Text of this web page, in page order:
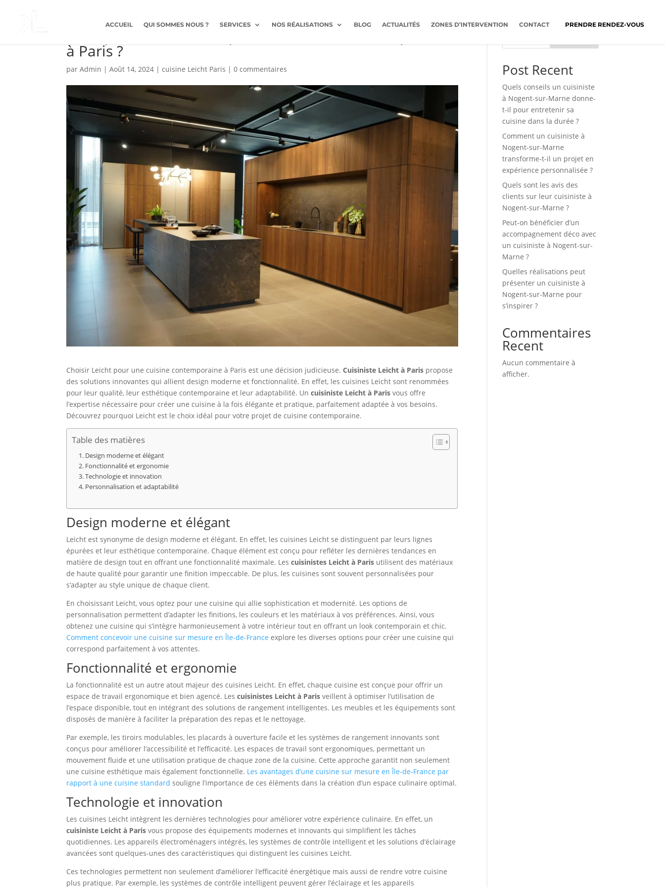
ACCUEIL QUI SOMMES NOUS ? SERVICES NOS RÉALISATIONS BLOG ACTUALITÉS ZONES D’INTERVENTION CONTACT PRENDRE RENDEZ-VOUS
à Paris ?
parAdmin |Août 14, 2024 |cuisine Leicht Paris |0 commentaires
Choisir Leicht pour une cuisine contemporaine à Paris est une décision judicieuse.Cuisiniste Leicht à Paris propose
des solutions innovantes qui allient design moderne et fonctionnalité. En effet, les cuisines Leicht sont renommées
pour leur qualité, leur esthétique contemporaine et leur adaptabilité. Uncuisiniste Leicht à Paris vous offre
l’expertise nécessaire pour créer une cuisine à la fois élégante et pratique, parfaitement adaptée à vos besoins.
Découvrez pourquoi Leicht est le choix idéal pour votre projet de cuisine contemporaine.
Table des matières
Design moderne et élégant
Fonctionnalité et ergonomie
Technologie et innovation
Personnalisation et adaptabilité
Design moderne et élégant
Leicht est synonyme de design moderne et élégant. En effet, les cuisines Leicht se distinguent par leurs lignes
épurées et leur esthétique contemporaine. Chaque élément est conçu pour refléter les dernières tendances en
matière de design tout en offrant une fonctionnalité maximale. Lescuisinistes Leicht à Paris utilisent des matériaux
de haute qualité pour garantir une finition impeccable. De plus, les cuisines sont souvent personnalisées pour
s’adapter au style unique de chaque client.
En choisissant Leicht, vous optez pour une cuisine qui allie sophistication et modernité. Les options de
personnalisation permettent d’adapter les finitions, les couleurs et les matériaux à vos préférences. Ainsi, vous
obtenez une cuisine qui s’intègre harmonieusement à votre intérieur tout en offrant un look contemporain et chic.
Comment concevoir une cuisine sur mesure en Île-de-France explore les diverses options pour créer une cuisine qui
correspond parfaitement à vos attentes.
Fonctionnalité et ergonomie
La fonctionnalité est un autre atout majeur des cuisines Leicht. En effet, chaque cuisine est conçue pour offrir un
espace de travail ergonomique et bien agencé. Lescuisinistes Leicht à Paris veillent à optimiser l’utilisation de
l’espace disponible, tout en intégrant des solutions de rangement intelligentes. Les meubles et les équipements sont
disposés de manière à faciliter la préparation des repas et le nettoyage.
Par exemple, les tiroirs modulables, les placards à ouverture facile et les systèmes de rangement innovants sont
conçus pour améliorer l’accessibilité et l’efficacité. Les espaces de travail sont ergonomiques, permettant un
mouvement fluide et une utilisation pratique de chaque zone de la cuisine. Cette approche garantit non seulement
une cuisine esthétique mais également fonctionnelle. Les avantages d’une cuisine sur mesure en Île-de-France par
rapport à une cuisine standard souligne l’importance de ces éléments dans la création d’un espace culinaire optimal.
Technologie et innovation
Les cuisines Leicht intègrent les dernières technologies pour améliorer votre expérience culinaire. En effet, un
cuisiniste Leicht à Paris vous propose des équipements modernes et innovants qui simplifient les tâches
quotidiennes. Les appareils électroménagers intégrés, les systèmes de contrôle intelligent et les solutions d’éclairage
avancées sont quelques-unes des caractéristiques qui distinguent les cuisines Leicht.
Ces technologies permettent non seulement d’améliorer l’efficacité énergétique mais aussi de rendre votre cuisine
plus pratique. Par exemple, les systèmes de contrôle intelligent peuvent gérer l’éclairage et les appareils
Post Recent
Quels conseils un cuisiniste
à Nogent-sur-Marne donne-
t-il pour entretenir sa
cuisine dans la durée ?
Comment un cuisiniste à
Nogent-sur-Marne
transforme-t-il un projet en
expérience personnalisée ?
Quels sont les avis des
clients sur leur cuisiniste à
Nogent-sur-Marne ?
Peut-on bénéficier d’un
accompagnement déco avec
un cuisiniste à Nogent-sur-
Marne ?
Quelles réalisations peut
présenter un cuisiniste à
Nogent-sur-Marne pour
s’inspirer ?
Commentaires
Recent
Aucun commentaire à
afficher.